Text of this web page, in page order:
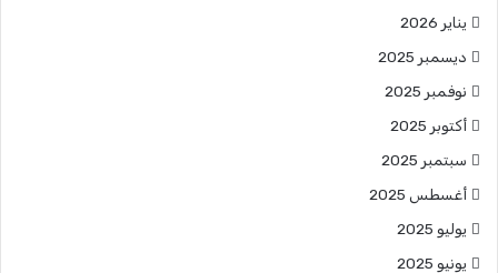
يناير 2026
ديسمبر 2025
نوفمبر 2025
أكتوبر 2025
سبتمبر 2025
أغسطس 2025
يوليو 2025
يونيو 2025